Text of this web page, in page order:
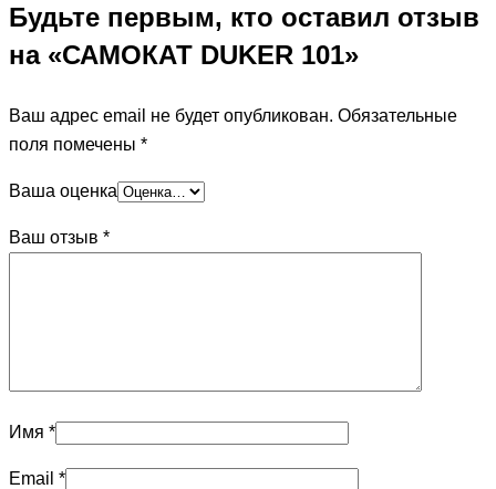
Будьте первым, кто оставил отзыв
на «САМОКАТ DUKER 101»
Ваш адрес email не будет опубликован. Обязательные
поля помечены *
Ваша оценка
Ваш отзыв *
Имя *
Email *